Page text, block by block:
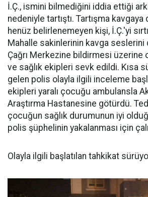
İ.Ç., ismini bilmediğini iddia ettiği
nedeniyle tartıştı. Tartışma
henüz belirlenemeyen kişi, İ.Ç.'yi
Mahalle sakinlerinin kavga seslerini
Çağrı Merkezine bildirmesi üzerine
ve sağlık ekipleri sevk edildi. Kısa
gelen polis olayla ilgili inceleme
ekipleri yaralı çocuğu ambulansla
Araştırma Hastanesine götürdü.
çocuğun sağlık durumunun iyi
polis şüphelinin yakalanması için
Olayla ilgili başlatılan tahkikat